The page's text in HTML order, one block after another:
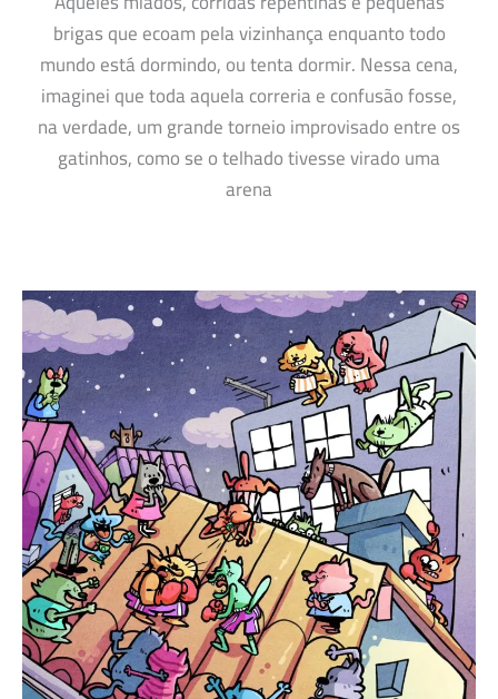
brigas que ecoam pela vizinhança enquanto todo
mundo está dormindo, ou tenta dormir. Nessa cena,
imaginei que toda aquela correria e confusão fosse,
na verdade, um grande torneio improvisado entre os
gatinhos, como se o telhado tivesse virado uma
arena